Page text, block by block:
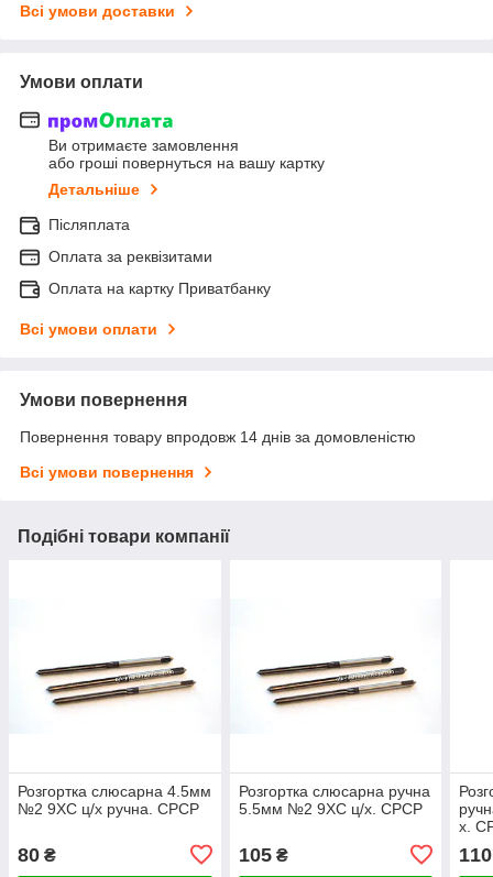
Всі умови доставки
Умови оплати
Ви отримаєте замовлення
або гроші повернуться на вашу картку
Детальніше
Післяплата
Оплата за реквізитами
Оплата на картку Приватбанку
Всі умови оплати
Умови повернення
Повернення товару впродовж 14 днів за домовленістю
Всі умови повернення
Подібні товари компанії
Розгортка слюсарна 4.5мм
№2 9ХС ц/х ручна. СРСР
80 ₴
Розгортка слюсарна ручна
5.5мм №2 9ХС ц/х. СРСР
105₴
х.
110